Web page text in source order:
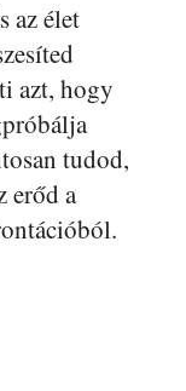
az élet
azt, hogy
tudod,
erőd a